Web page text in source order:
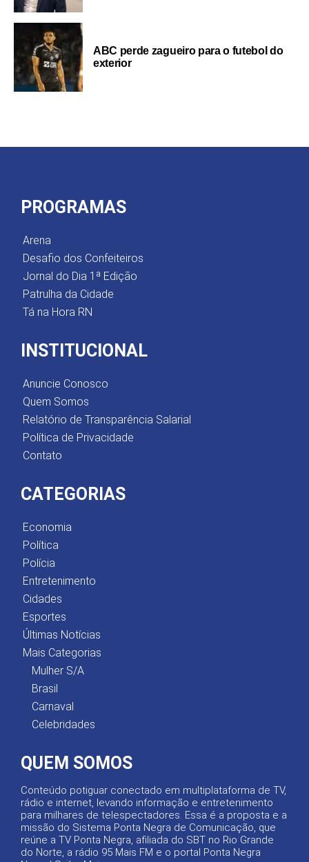
ABC perde zagueiro para o futebol do
exterior
PROGRAMAS
Arena
Desafio dos Confeiteiros
Jornal do Dia 1ª Edição
Patrulha da Cidade
Tá na Hora RN
INSTITUCIONAL
Anuncie Conosco
Quem Somos
Relatório de Transparência Salarial
Política de Privacidade
Contato
CATEGORIAS
Economia
Política
Polícia
Entretenimento
Cidades
Esportes
Últimas Notícias
Mais Categorias
Mulher S/A
Brasil
Carnaval
Celebridades
QUEM SOMOS
Conteúdo potiguar conectado em multiplataforma de TV,
rádio e internet, levando informação e entretenimento
para milhares de telespectadores. Essa é a proposta e a
missão do Sistema Ponta Negra de Comunicação, que
reúne a TV Ponta Negra, afiliada do SBT no Rio Grande
do Norte, a rádio 95 Mais FM e o portal Ponta Negra